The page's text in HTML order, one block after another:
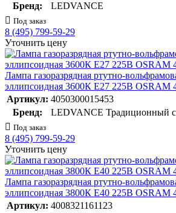
Бренд:
LEDVANCE
Под заказ
8 (495) 799-59-29
Уточнить цену
Лампа газоразрядная ртутно-
эллипсоидная 3600К E27 225В OSRAM
Артикул: 4050300015453
Бренд:
LEDVANCE Традиционный
Под заказ
8 (495) 799-59-29
Уточнить цену
Лампа газоразрядная ртутно-
эллипсоидная 3800К E40 225В OSRAM
Артикул: 4008321161123